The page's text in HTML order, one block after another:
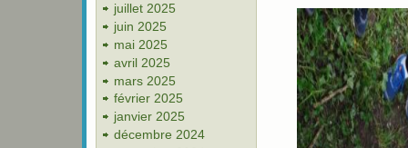
juillet 2025
juin 2025
mai 2025
avril 2025
mars 2025
février 2025
janvier 2025
décembre 2024